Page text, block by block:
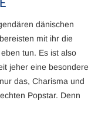
dänischen
mit ihr die
tun. Es ist also
jeher eine besondere
das, Charisma und
Popstar. Denn